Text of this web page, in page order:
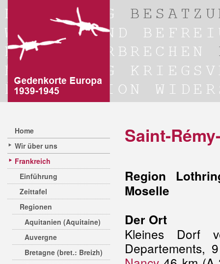
Home
Wir über uns
Frankreich
Einführung
Zeittafel
Regionen
Aquitanien (Aquitaine)
Auvergne
Bretagne (bret.: Breizh)
Saint-
Region
Moselle
Der Ort
Kleines Dorf
Departements,